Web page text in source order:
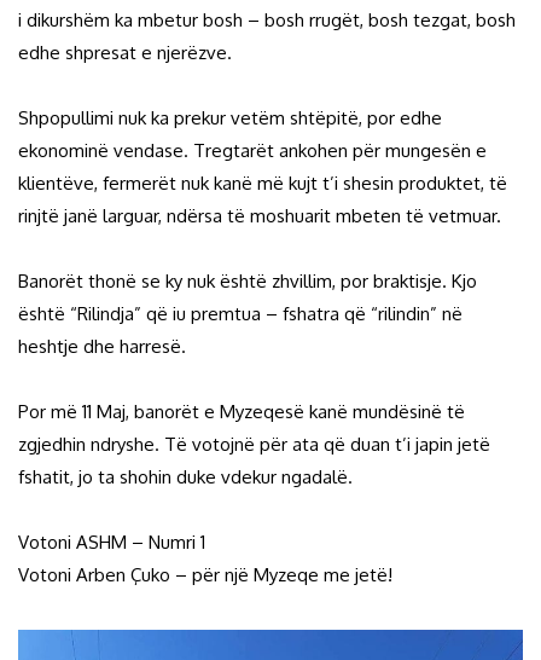
i dikurshëm ka mbetur bosh – bosh rrugët, bosh tezgat, bosh
edhe shpresat e njerëzve.
Shpopullimi nuk ka prekur vetëm shtëpitë, por edhe
ekonominë vendase. Tregtarët ankohen për mungesën e
klientëve, fermerët nuk kanë më kujt t’i shesin produktet, të
rinjtë janë larguar, ndërsa të moshuarit mbeten të vetmuar.
Banorët thonë se ky nuk është zhvillim, por braktisje. Kjo
është “Rilindja” që iu premtua – fshatra që “rilindin” në
heshtje dhe harresë.
Por më 11 Maj, banorët e Myzeqesë kanë mundësinë të
zgjedhin ndryshe. Të votojnë për ata që duan t’i japin jetë
fshatit, jo ta shohin duke vdekur ngadalë.
Votoni ASHM – Numri 1
Votoni Arben Çuko – për një Myzeqe me jetë!